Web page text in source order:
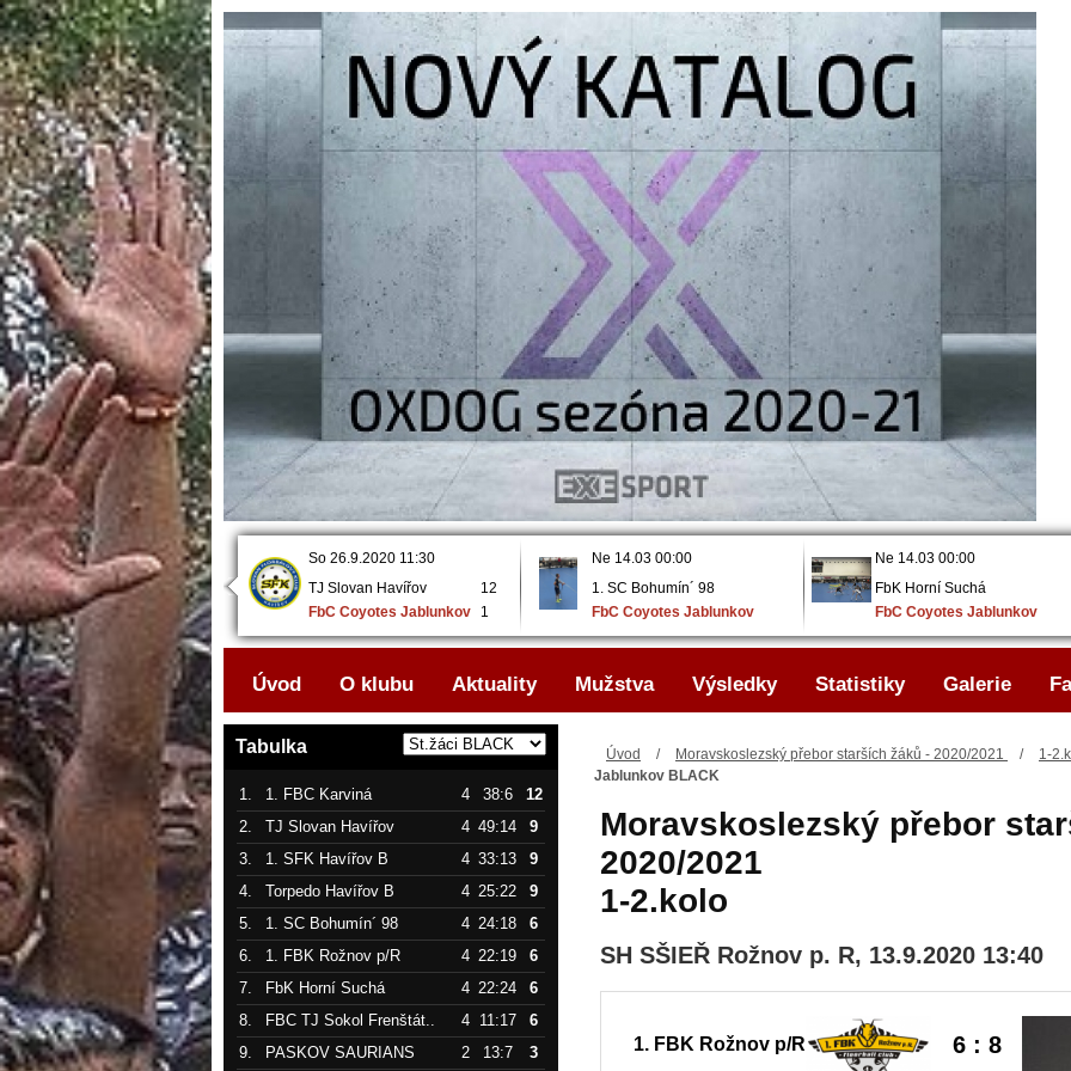
So 26.9.2020 11:30
TJ Slovan Havířov
12
FbC Coyotes Jablunkov
..
1
So 26.9.2020 08:00
FbC Coyotes Jablunkov
..
3
FbK Horní Suchá
9
Ne 14.03 00:00
1. SC Bohumín´ 98
FbC Coyotes Jablunkov
..
Ne 14.03 00:00
FbK Horní Suchá
FbC Coyotes Jablunkov
..
Úvod / Moravskoslezský přebor starších žáků - 2020/2021 / 1-
Jablunkov BLACK
Moravskoslezský přebor
2020/2021
1-2.kolo
SH SŠIEŘ Rožnov p. R, 13.9.2020 13:40
1. FBK Rožnov p/R 6 : 8
Úvod O klubu Aktuality Mužstva Výsledky Statistiky Galerie
Tabulka
1. 1. FBC Karviná 4 38:6
12
2.
TJ Slovan Havířov 4 49:14
9
3.
1. SFK Havířov B 4 33:13
9
4.
Torpedo Havířov B 4 25:22
9
5.
1. SC Bohumín´ 98 4 24:18
6
6.
1. FBK Rožnov p/R 4 22:19
6
7.
FbK Horní Suchá 4 22:24
6
8.
FBC TJ Sokol Frenštát.. 4 11:17
6
9.
PASKOV SAURIANS 2 13:7
3